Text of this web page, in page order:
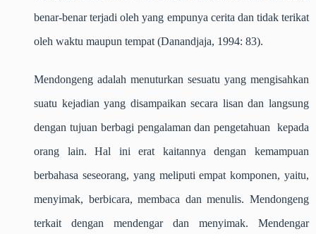
benar-benar terjadi oleh yang empunya cerita dan tidak terikat
oleh waktu maupun tempat (Danandjaja, 1994: 83).
Mendongeng adalah menuturkan sesuatu yang mengisahkan
suatu kejadian yang disampaikan secara lisan dan langsung
dengan tujuan berbagi pengalaman dan pengetahuan kepada
orang lain. Hal ini erat kaitannya dengan kemampuan
berbahasa seseorang, yang meliputi empat komponen, yaitu,
menyimak, berbicara, membaca dan menulis. Mendongeng
terkait dengan mendengar dan menyimak. Mendengar